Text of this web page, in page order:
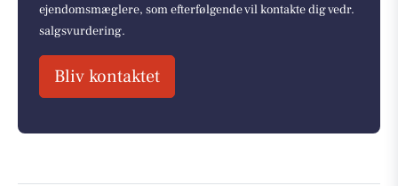
ejendomsmæglere, som efterfølgende vil kontakte dig vedr.
salgsvurdering.
Bliv kontaktet